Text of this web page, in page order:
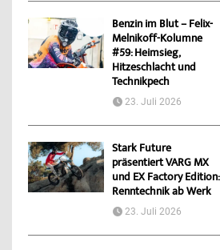
Benzin im Blut – Felix-
Melnikoff-Kolumne
#59: Heimsieg,
Hitzeschlacht und
Technikpech
23. Juli 2026
Stark Future
präsentiert VARG MX
und EX Factory Edition:
Renntechnik ab Werk
23. Juli 2026